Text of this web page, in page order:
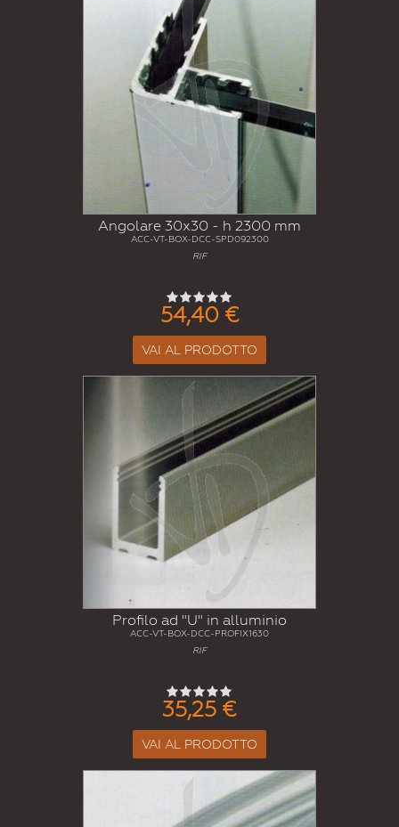
Angolare 30x30 - h 2300 mm
ACC-VT-BOX-DCC-SPD092300
RIF
54,40 €
VAI AL PRODOTTO
Profilo ad "U" in alluminio
ACC-VT-BOX-DCC-PROFIX1630
RIF
35,25 €
VAI AL PRODOTTO